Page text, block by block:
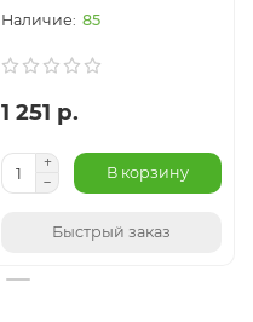
85
1 251 р.
В корзину
Быстрый заказ